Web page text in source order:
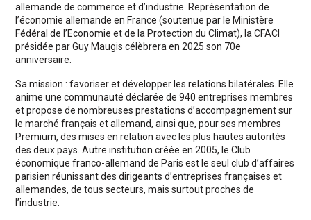
allemande de commerce et d’industrie. Représentation de
l’économie allemande en France (soutenue par le Ministère
Fédéral de l’Economie et de la Protection du Climat), la CFACI
présidée par Guy Maugis célèbrera en 2025 son 70e
anniversaire.
Sa mission : favoriser et développer les relations bilatérales. Elle
anime une communauté déclarée de 940 entreprises membres
et propose de nombreuses prestations d’accompagnement sur
le marché français et allemand, ainsi que, pour ses membres
Premium, des mises en relation avec les plus hautes autorités
des deux pays. Autre institution créée en 2005, le Club
économique franco-allemand de Paris est le seul club d’affaires
parisien réunissant des dirigeants d’entreprises françaises et
allemandes, de tous secteurs, mais surtout proches de
l’industrie.